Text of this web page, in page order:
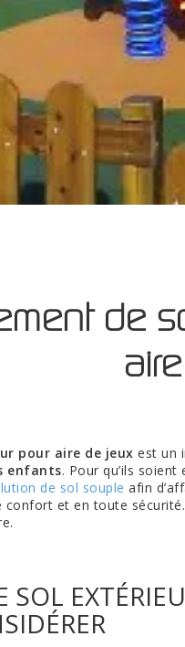
de
pour aire de jeuxest un
enfants. Pour qu’ils
de sol souple afin
confort et en toute sécurité.
SOL